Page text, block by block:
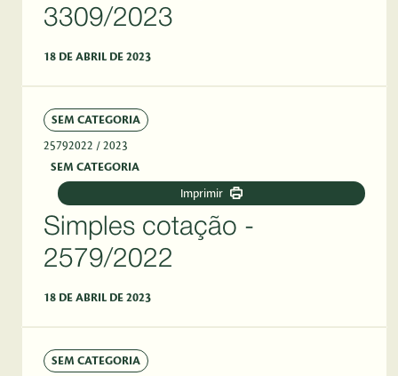
3309/2023
18 DE ABRIL DE 2023
SEM CATEGORIA
25792022 / 2023
SEM CATEGORIA
Imprimir
Simples cotação -
2579/2022
18 DE ABRIL DE 2023
SEM CATEGORIA